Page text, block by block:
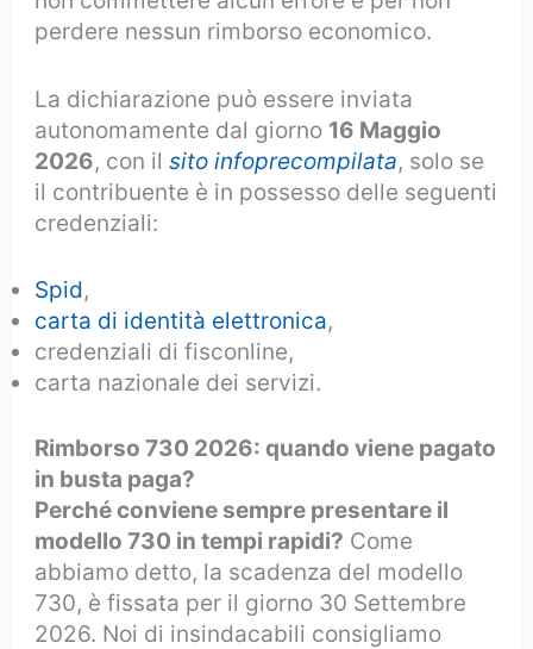
perdere nessun rimborso economico.
La dichiarazione può essere inviata
autonomamente dal giorno 16 Maggio
2026, con ilsito infoprecompilata, solo se
il contribuente è in possesso delle seguenti
credenziali:
Spid,
carta di identità elettronica,
credenziali di fisconline,
carta nazionale dei servizi.
Rimborso 730 2026: quando viene pagato
in busta paga?
Perché conviene sempre presentare il
modello 730 in tempi rapidi? Come
abbiamo detto, la scadenza del modello
730, è fissata per il giorno 30 Settembre
2026. Noi di insindacabili consigliamo